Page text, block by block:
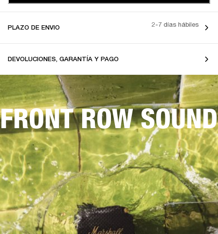
PLAZO DE ENVIO 2-7 días hábiles
DEVOLUCIONES, GARANTÍA Y PAGO
FRONT ROW SOUND